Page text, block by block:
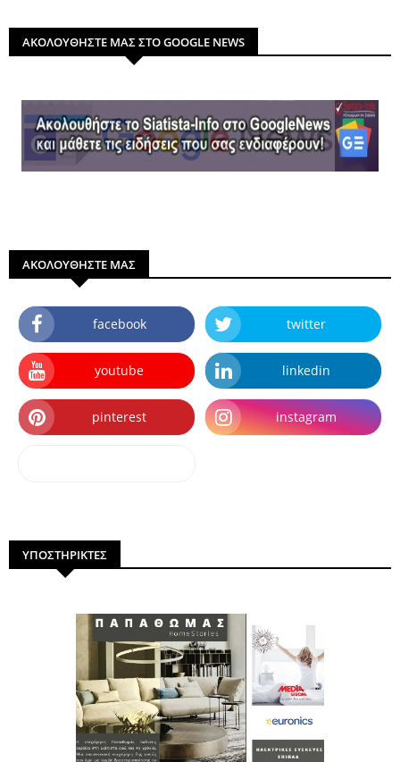
ΑΚΟΛΟΥΘΗΣΤΕ ΜΑΣ ΣΤΟ GOOGLE NEWS
ΑΚΟΛΟΥΘΗΣΤΕ ΜΑΣ
facebook twitter
youtube linkedin
pinterest instagram
ΥΠΟΣΤΗΡΙΚΤΕΣ